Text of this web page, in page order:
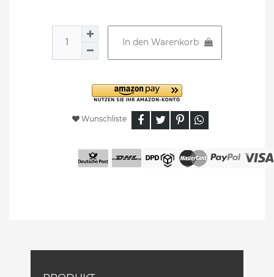
In den Warenkorb
Wunschliste